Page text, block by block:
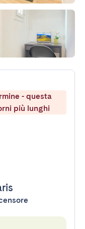
- questa
più lunghi